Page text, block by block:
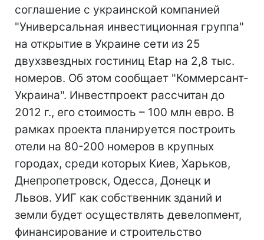
соглашение с украинской компанией
"Универсальная инвестиционная группа"
на открытие в Украине сети из 25
двухзвездных гостиниц Etap на 2,8 тыс.
номеров. Об этом сообщает "Коммерсант-
Украина". Инвестпроект рассчитан до
2012 г., его стоимость – 100 млн евро. В
рамках проекта планируется построить
отели на 80-200 номеров в крупных
городах, среди которых Киев, Харьков,
Днепропетровск, Одесса, Донецк и
Львов. УИГ как собственник зданий и
земли будет осуществлять девелопмент,
финансирование и строительство